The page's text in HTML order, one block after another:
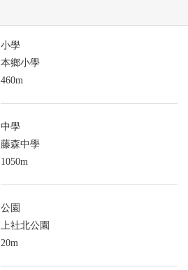
小學
本鄉小學
460m
中學
藤森中學
1050m
公園
上社北公園
20m